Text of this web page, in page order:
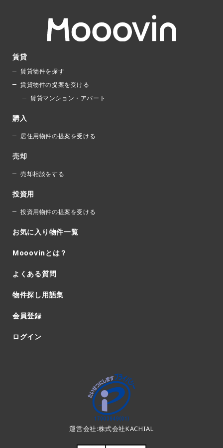
賃貸
賃貸物件を探す
賃貸物件の提案を受ける
賃貸マンション・アパート
購入
居住用物件の提案を受ける
売却
売却相談をする
投資用
投資用物件の提案を受ける
お気に入り物件一覧
Mooovinとは？
よくある質問
物件探し用語集
会員登録
ログイン
運営会社:株式会社KACHIAL